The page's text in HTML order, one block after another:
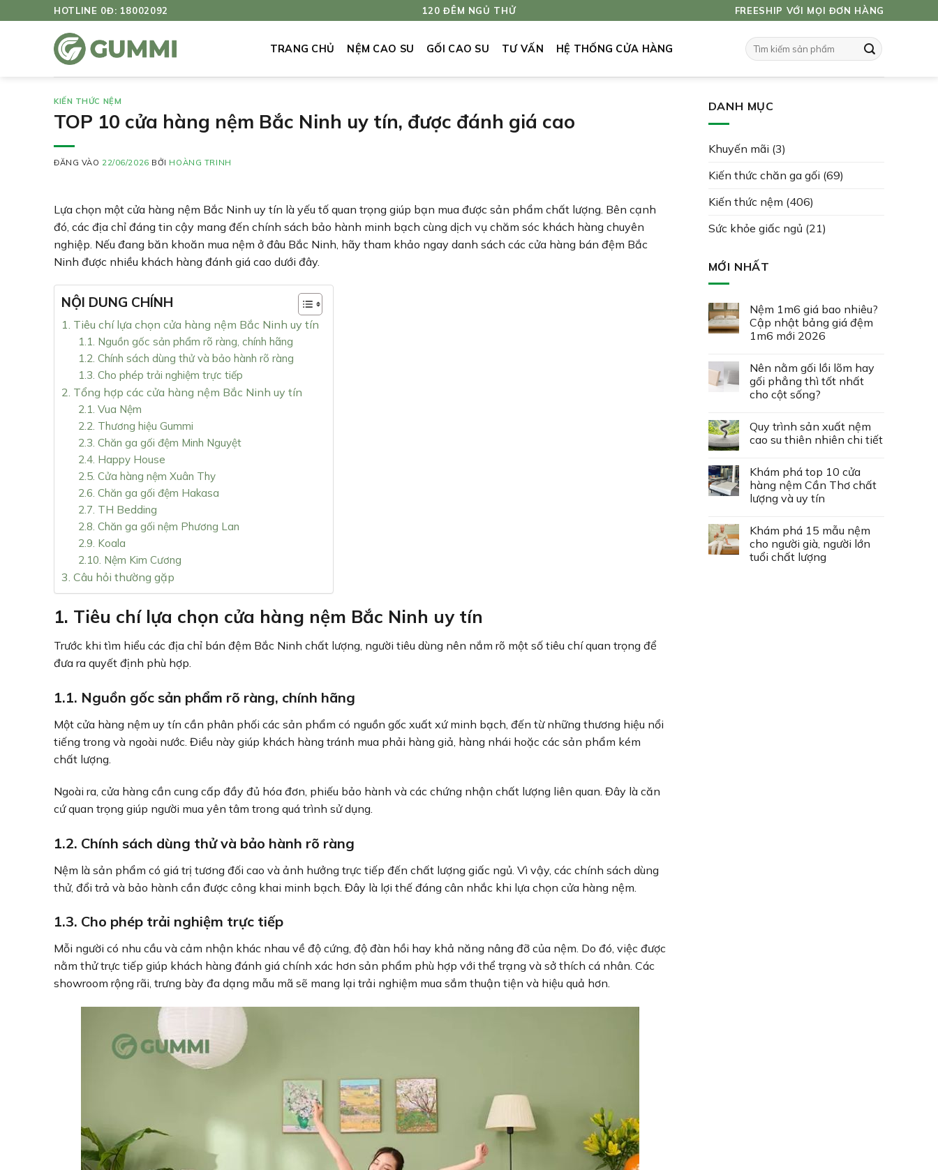
qua
HOTLINE 0Đ: 18002092 120 ĐÊM NGỦ THỬ FREESHIP VỚI MỌI ĐƠN HÀNG
TRANG CHỦ NỆM CAO SU GỐI CAO SU TƯ VẤN HỆ THỐNG CỬA HÀNG
Tìm
kiếm:
KIẾN THỨC NỆM
TOP 10 cửa hàng nệm Bắc Ninh uy tín, được đánh giá cao
ĐĂNG VÀO 22/06/2026 BỞI HOÀNG TRINH
Lựa chọn một cửa hàng nệm Bắc Ninh uy tín là yếu tố quan trọng giúp bạn mua được sản phẩm chất lượng. Bên cạnh
đó, các địa chỉ đáng tin cậy mang đến chính sách bảo hành minh bạch cùng dịch vụ chăm sóc khách hàng chuyên
nghiệp. Nếu đang băn khoăn mua nệm ở đâu Bắc Ninh, hãy tham khảo ngay danh sách các cửa hàng bán đệm Bắc
Ninh được nhiều khách hàng đánh giá cao dưới đây.
NỘI DUNG CHÍNH
1. Tiêu chí lựa chọn cửa hàng nệm Bắc Ninh uy tín
1.1. Nguồn gốc sản phẩm rõ ràng, chính hãng
1.2. Chính sách dùng thử và bảo hành rõ ràng
1.3. Cho phép trải nghiệm trực tiếp
2. Tổng hợp các cửa hàng nệm Bắc Ninh uy tín
2.1. Vua Nệm
2.2. Thương hiệu Gummi
2.3. Chăn ga gối đệm Minh Nguyệt
2.4. Happy House
2.5. Cửa hàng nệm Xuân Thy
2.6. Chăn ga gối đệm Hakasa
2.7. TH Bedding
2.8. Chăn ga gối nệm Phương Lan
2.9. Koala
2.10. Nệm Kim Cương
3. Câu hỏi thường gặp
1. Tiêu chí lựa chọn cửa hàng nệm Bắc Ninh uy tín
Trước khi tìm hiểu các địa chỉ bán đệm Bắc Ninh chất lượng, người tiêu dùng nên nắm rõ một số tiêu chí quan trọng để
đưa ra quyết định phù hợp.
1.1. Nguồn gốc sản phẩm rõ ràng, chính hãng
Một cửa hàng nệm uy tín cần phân phối các sản phẩm có nguồn gốc xuất xứ minh bạch, đến từ những thương hiệu nổi
tiếng trong và ngoài nước. Điều này giúp khách hàng tránh mua phải hàng giả, hàng nhái hoặc các sản phẩm kém
chất lượng.
Ngoài ra, cửa hàng cần cung cấp đầy đủ hóa đơn, phiếu bảo hành và các chứng nhận chất lượng liên quan. Đây là căn
cứ quan trọng giúp người mua yên tâm trong quá trình sử dụng.
1.2. Chính sách dùng thử và bảo hành rõ ràng
Nệm là sản phẩm có giá trị tương đối cao và ảnh hưởng trực tiếp đến chất lượng giấc ngủ. Vì vậy, các chính sách dùng
thử, đổi trả và bảo hành cần được công khai minh bạch. Đây là lợi thế đáng cân nhắc khi lựa chọn cửa hàng nệm.
1.3. Cho phép trải nghiệm trực tiếp
Mỗi người có nhu cầu và cảm nhận khác nhau về độ cứng, độ đàn hồi hay khả năng nâng đỡ của nệm. Do đó, việc được
nằm thử trực tiếp giúp khách hàng đánh giá chính xác hơn sản phẩm phù hợp với thể trạng và sở thích cá nhân. Các
showroom rộng rãi, trưng bày đa dạng mẫu mã sẽ mang lại trải nghiệm mua sắm thuận tiện và hiệu quả hơn.
DANH MỤC
Khuyến mãi (3)
Kiến thức chăn ga gối (69)
Kiến thức nệm (406)
Sức khỏe giấc ngủ (21)
MỚI NHẤT
Nệm 1m6 giá bao nhiêu?
Cập nhật bảng giá đệm
1m6 mới 2026
Nên nằm gối lồi lõm hay
gối phẳng thì tốt nhất
cho cột sống?
Quy trình sản xuất nệm
cao su thiên nhiên chi tiết
Khám phá top 10 cửa
hàng nệm Cần Thơ chất
lượng và uy tín
Khám phá 15 mẫu nệm
cho người già, người lớn
tuổi chất lượng